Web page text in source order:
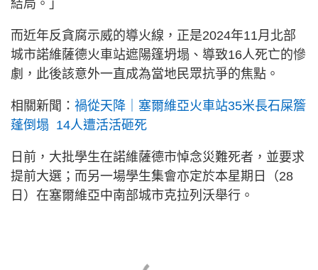
結局。」
而近年反貪腐示威的導火線，正是2024年11月北部
城市諾維薩德火車站遮陽篷坍塌、導致16人死亡的慘
劇，此後該意外一直成為當地民眾抗爭的焦點。
相關新聞： 禍從天降｜塞爾維亞火車站35米長石屎簷
蓬倒塌 14人遭活活砸死
日前，大批學生在諾維薩德市悼念災難死者，並要求
提前大選；而另一場學生集會亦定於本星期日（28
日）在塞爾維亞中南部城市克拉列沃舉行。